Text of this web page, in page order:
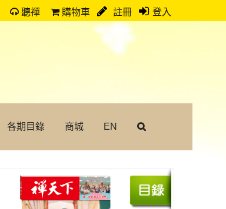
聽禪 購物車 註冊 登入
各期目錄 商城 EN